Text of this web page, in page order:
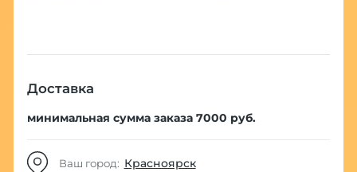
Доставка
минимальная сумма заказа 7000 руб.
Ваш город: Красноярск